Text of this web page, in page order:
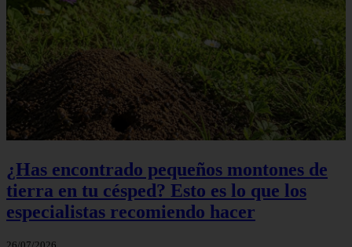
¿Has encontrado pequeños montones de
tierra en tu césped? Esto es lo que los
especialistas recomiendo hacer